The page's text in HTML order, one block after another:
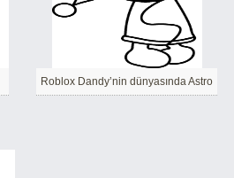
Roblox Dandy’nin dünyasında Astro